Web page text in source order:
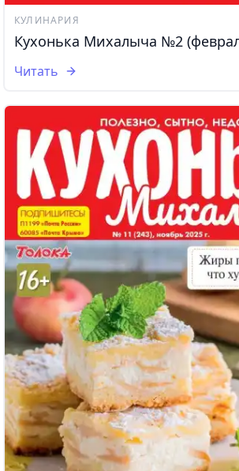
КУЛИНАРИЯ
Кухонька Михалыча №2
Читать